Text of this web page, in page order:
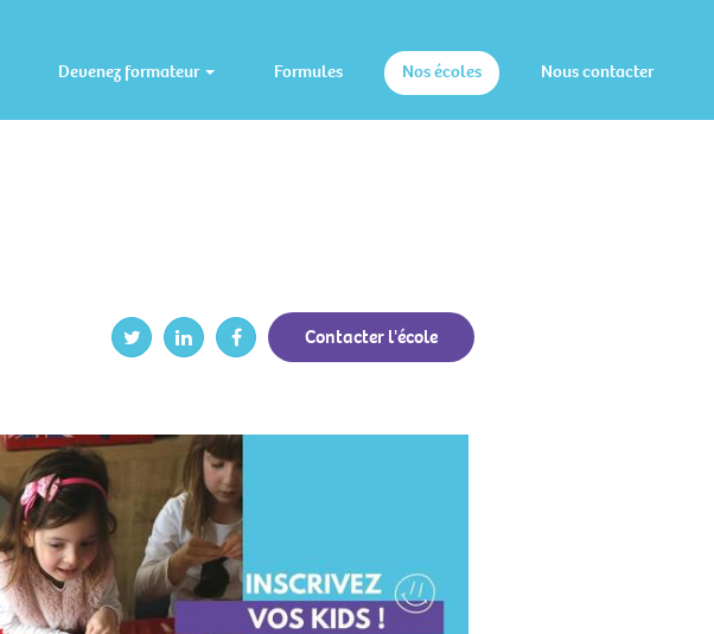
Devenez formateur Formules Nos écoles Nous contacter
Contacter l'école